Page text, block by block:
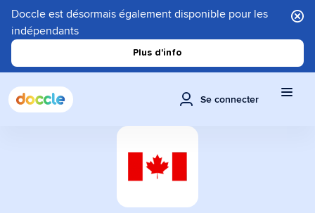
Doccle est désormais également disponible pour les
indépendants
Plus d'info
Se connecter